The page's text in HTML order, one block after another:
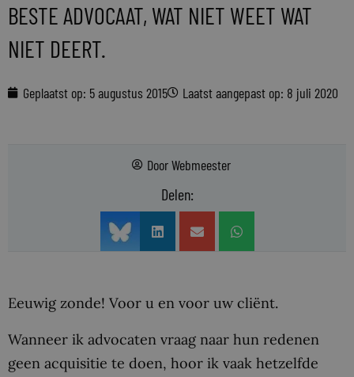
BESTE ADVOCAAT, WAT NIET WEET WAT
NIET DEERT.
Geplaatst op: 5 augustus 2015 Laatst aangepast op: 8 juli 2020
DoorWebmeester
Delen:
Eeuwig zonde! Voor u en voor uw cliënt.
Wanneer ik advocaten vraag naar hun redenen
geen acquisitie te doen, hoor ik vaak hetzelfde